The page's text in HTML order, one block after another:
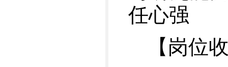
任心强
【岗位